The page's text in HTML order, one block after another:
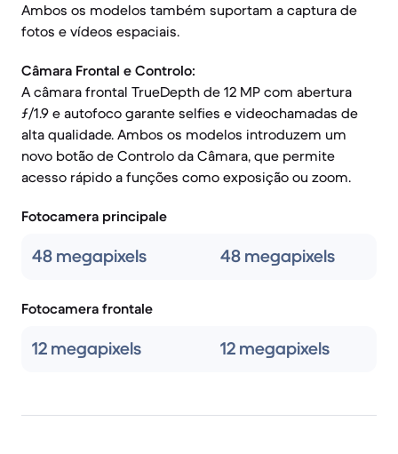
Ambos os modelos também suportam a captura de
fotos e vídeos espaciais.
Câmara Frontal e Controlo:
A câmara frontal TrueDepth de 12 MP com abertura
ƒ/1.9 e autofoco garante selfies e videochamadas de
alta qualidade. Ambos os modelos introduzem um
novo botão de Controlo da Câmara, que permite
acesso rápido a funções como exposição ou zoom.
Fotocamera principale
48 megapixels 48 megapixels
Fotocamera frontale
12 megapixels 12 megapixels